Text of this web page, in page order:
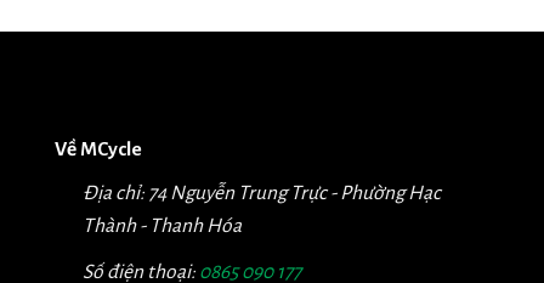
Về MCycle
Địa chỉ: 74 Nguyễn Trung Trực - Phường Hạc
Thành - Thanh Hóa
Số điện thoại: 0865 090 177